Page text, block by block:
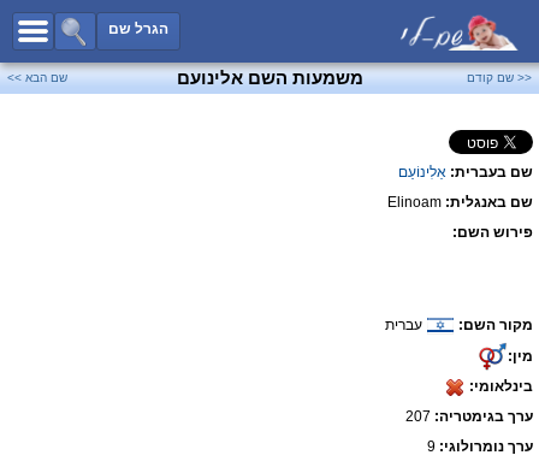
הגרל שם
כל השמות
שמות לבנים
<< שם קודם משמעות השם אלינועם שם הבא >>
שם בעברית: אֵלִינוֹעַם
שם באנגלית: Elinoam
פירוש השם:
מקור השם:
עברית
מין:
בינלאומי:
ערך בגימטריה:
ערך נומרולוגי: 9